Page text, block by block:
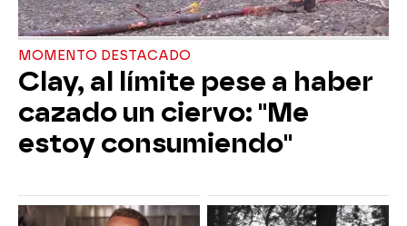
MOMENTO DESTACADO
Clay, al límite pese a haber
cazado un ciervo: "Me
estoy consumiendo"